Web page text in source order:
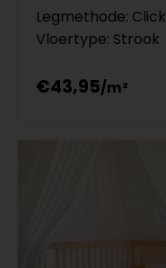
Legmethode: Click
Vloertype: Strook
€43,95